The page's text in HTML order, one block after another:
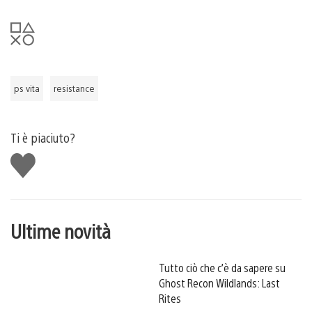
ps vita resistance
Ti è piaciuto?
Mi
piace
Ultime novità
Tutto ciò che c’è da sapere su
Ghost Recon Wildlands: Last
Rites